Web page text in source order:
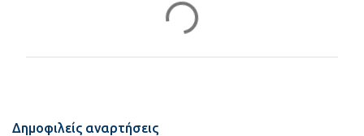
Δημοφιλείς αναρτήσεις